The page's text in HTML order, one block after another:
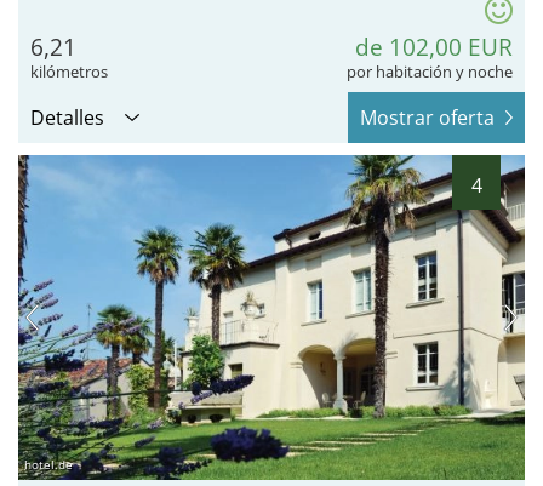
6,21
kilómetros
de 102,00 EUR
por habitación y noche
Detalles Mostrar oferta
4
hotel.de